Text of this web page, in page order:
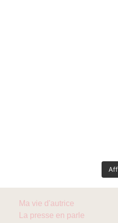
Ma vie d'autrice
La presse en parle